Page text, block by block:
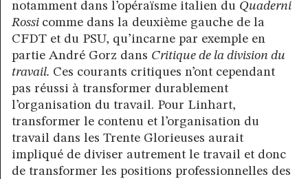
notamment dans l’opéraïsme italien du Quaderni
Rossi comme dans la deuxième gauche de la
CFDT et du PSU, qu’incarne par exemple en
partie André Gorz dans Critique de la division du
travail. Ces courants critiques n’ont cependant
pas réussi à transformer durablement
l’organisation du travail. Pour Linhart,
transformer le contenu et l’organisation du
travail dans les Trente Glorieuses aurait
impliqué de diviser autrement le travail et donc
de transformer les positions professionnelles des